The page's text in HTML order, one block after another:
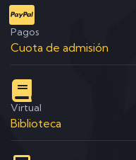
Pagos
Cuota de admisión
Virtual
Biblioteca